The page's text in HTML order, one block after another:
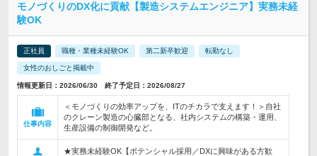
モノづくりのDX化に貢献【製造システムエンジニア】実務未経
験OK
正社員 職種・業種未経験OK 第二新卒歓迎 転勤なし
女性のおしごと掲載中
情報更新日：2026/06/30 終了予定日：2026/08/27
仕事内容
＜モノづくりの効率アップを、ITのチカラで支えます！＞自社
のクレーン製造の心臓部となる、社内システムの構築・運用、
生産設備の制御開発など。
★実務未経験OK【ポテンシャル採用／DXに興味がある方歓